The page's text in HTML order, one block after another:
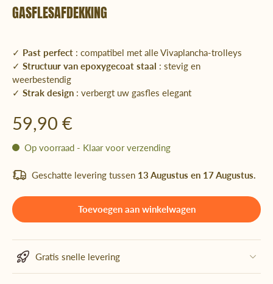
GASFLESAFDEKKING
✓ Past perfect : compatibel met alle Vivaplancha-trolleys
✓ Structuur van epoxygecoat staal : stevig en
weerbestendig
✓ Strak design : verbergt uw gasfles elegant
59,90 €
Op voorraad - Klaar voor verzending
Geschatte levering tussen 13 Augustus en 17 Augustus.
Toevoegen aan winkelwagen
Gratis snelle levering